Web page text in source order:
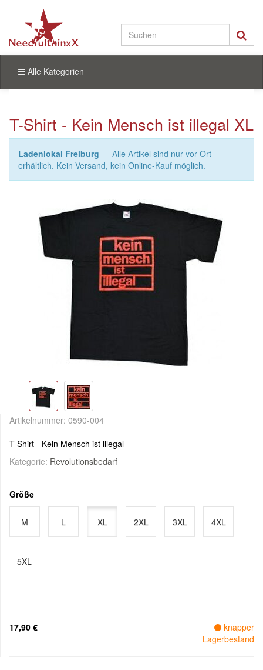
Alle Kategorien
T-Shirt - Kein Mensch ist illegal XL
Ladenlokal Freiburg — Alle Artikel sind nur vor Ort
erhältlich. Kein Versand, kein Online-Kauf möglich.
Artikelnummer: 0590-004
T-Shirt - Kein Mensch ist illegal
Kategorie: Revolutionsbedarf
Größe
M L XL 2XL 3XL 4XL
5XL
17,90 €
knapper
Lagerbestand